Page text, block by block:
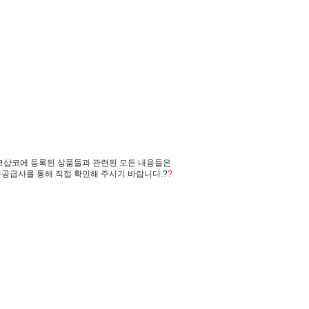
코에 등록된 상품들과 관련된 모든 내용들은
급사를 통해 직접 확인해 주시기 바랍니다.??